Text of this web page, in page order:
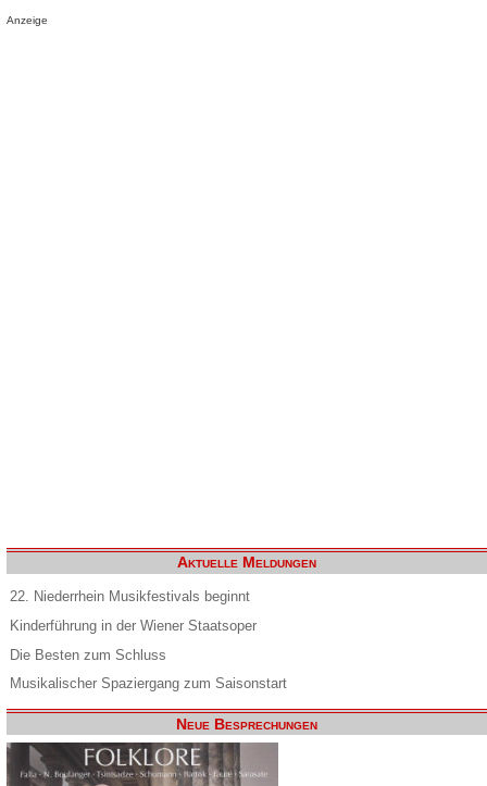
Anzeige
Aktuelle Meldungen
22. Niederrhein Musikfestivals beginnt
Kinderführung in der Wiener Staatsoper
Die Besten zum Schluss
Musikalischer Spaziergang zum Saisonstart
Neue Besprechungen